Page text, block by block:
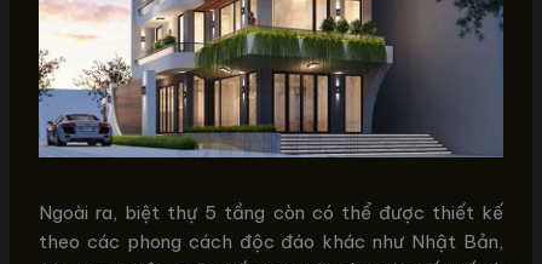
Ngoài ra, biệt thự 5 tầng còn có thể được thiết kế
theo các phong cách độc đáo khác như Nhật Bản,